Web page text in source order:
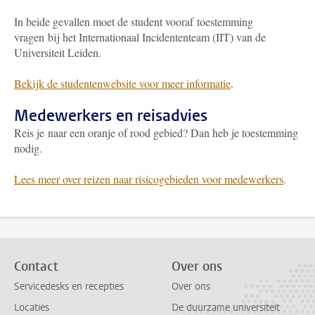
In beide gevallen moet de student vooraf toestemming
vragen bij het Internationaal Incidententeam (IIT) van de
Universiteit Leiden.
Bekijk de studentenwebsite voor meer informatie.
Medewerkers en reisadvies
Reis je naar een oranje of rood gebied? Dan heb je toestemming
nodig.
Lees meer over reizen naar risicogebieden voor medewerkers.
Contact
Servicedesks en recepties
Locaties
Over ons
Over ons
De duurzame universiteit